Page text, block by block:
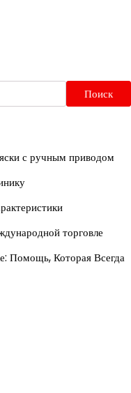
Поиск
с ручным приводом
торговле
Помощь, Которая Всегда